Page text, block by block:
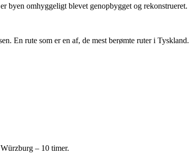
byen omhyggeligt blevet genopbygget og rekonstrueret.
En rute som er en af, de mest berømte ruter i Tyskland.
– 10 timer.